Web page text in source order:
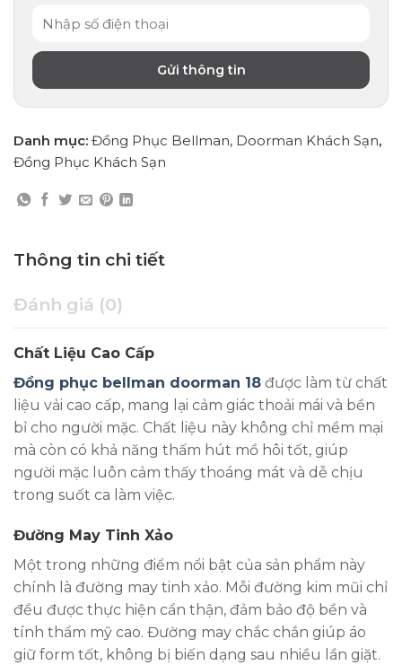
Danh mục: Đồng Phục Bellman, Doorman Khách Sạn,
Đồng Phục Khách Sạn
Thông tin chi tiết
Đánh giá (0)
Chất Liệu Cao Cấp
Đồng phục bellman doorman 18 được làm từ chất
liệu vải cao cấp, mang lại cảm giác thoải mái và bền
bỉ cho người mặc. Chất liệu này không chỉ mềm mại
mà còn có khả năng thấm hút mồ hôi tốt, giúp
người mặc luôn cảm thấy thoáng mát và dễ chịu
trong suốt ca làm việc.
Đường May Tinh Xảo
Một trong những điểm nổi bật của sản phẩm này
chính là đường may tinh xảo. Mỗi đường kim mũi chỉ
đều được thực hiện cẩn thận, đảm bảo độ bền và
tính thẩm mỹ cao. Đường may chắc chắn giúp áo
giữ form tốt, không bị biến dạng sau nhiều lần giặt.